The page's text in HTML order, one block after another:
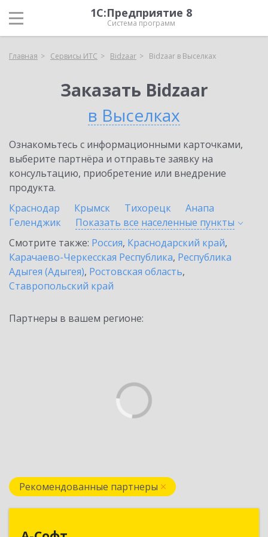
1С:Предприятие 8
Система программ
Главная Сервисы ИТС Bidzaar Bidzaar в Выселках
Заказать Bidzaar
в Выселках
Ознакомьтесь с информационными карточками,
выберите партнёра и отправьте заявку на
консультацию, приобретение или внедрение
продукта.
Краснодар
Крымск Тихорецк
Анапа
Геленджик
Показать все населенные пункты
Смотрите также: Россия, Краснодарский край,
Карачаево-Черкесская Республика, Республика
Адыгея (Адыгея), Ростовская область,
Ставропольский край
Партнеры в вашем регионе:
Рекомендованные партнеры